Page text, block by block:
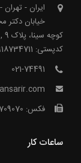
ایران - تهران
خیابان دکتر
کوچه سینا، پلاک 9 , 6
کدپستی: 1918734711
021-74491
فکس: 26709070-021
ساعات کار